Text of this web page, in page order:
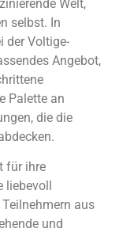
Welt,
selbst. In
der Voltige-
Angebot,
Palette an
die die
für ihre
liebevoll
aus
und